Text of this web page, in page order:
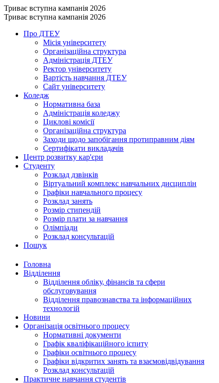
Триває вступна кампанія 2026
Триває вступна кампанія 2026
Про ДТЕУ
Місія університету
Організаційна структура
Адміністрація ДТЕУ
Ректор університету
Вартість навчання ДТЕУ
Сайт університету
Коледж
Нормативна база
Адміністрація коледжу
Циклові комісії
Організаційна структура
Заходи щодо запобігання протиправним діям
Сертифікати викладачів
Центр розвитку кар'єри
Студенту
Розклад дзвінків
Віртуальний комплекс навчальних дисциплін
Графіки навчального процесу
Розклад занять
Розмір стипендій
Розмір плати за навчання
Олімпіади
Розклад консультацій
Пошук
Головна
Відділення
Відділення обліку, фінансів та сфери
обслуговування
Відділення правознавства та інформаційних
технологій
Новини
Організація освітнього процесу
Нормативні документи
Графік кваліфікаційного іспиту
Графіки освітнього процесу
Графіки відкритих занять та взаємовідвідування
Розклад консультацій
Практичне навчання студентів